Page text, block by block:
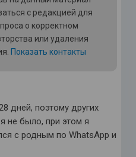
с редакцией для
о корректном
или удаления
Показать контакты
дней, поэтому других
не было, при этом я
с родным по WhatsApp и